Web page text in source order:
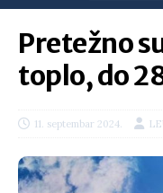
Pretežno
toplo, do
11. septembar 2024.